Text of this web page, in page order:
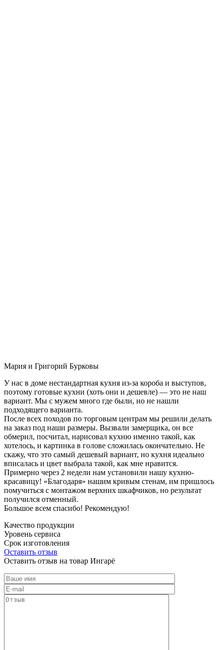
Мария и Григорий Бурковы
У нас в доме нестандартная кухня из-за короба и выступов,
поэтому готовые кухни (хоть они и дешевле) — это не наш
вариант. Мы с мужем много где были, но не нашли
подходящего варианта.
После всех походов по торговым центрам мы решили делать
на заказ под наши размеры. Вызвали замерщика, он все
обмерил, посчитал, нарисовал кухню именно такой, как
хотелось, и картинка в голове сложилась окончательно. Не
скажу, что это самый дешевый вариант, но кухня идеально
вписалась и цвет выбрала такой, как мне нравится.
Примерно через 2 недели нам установили нашу кухню-
красавицу! «Благодаря» нашим кривым стенам, им пришлось
помучиться с монтажом верхних шкафчиков, но результат
получился отменный.
Большое всем спасибо! Рекомендую!
Качество продукции
Уровень сервиса
Срок изготовления
Оставить отзыв
Оставить отзыв на товар Ингарё